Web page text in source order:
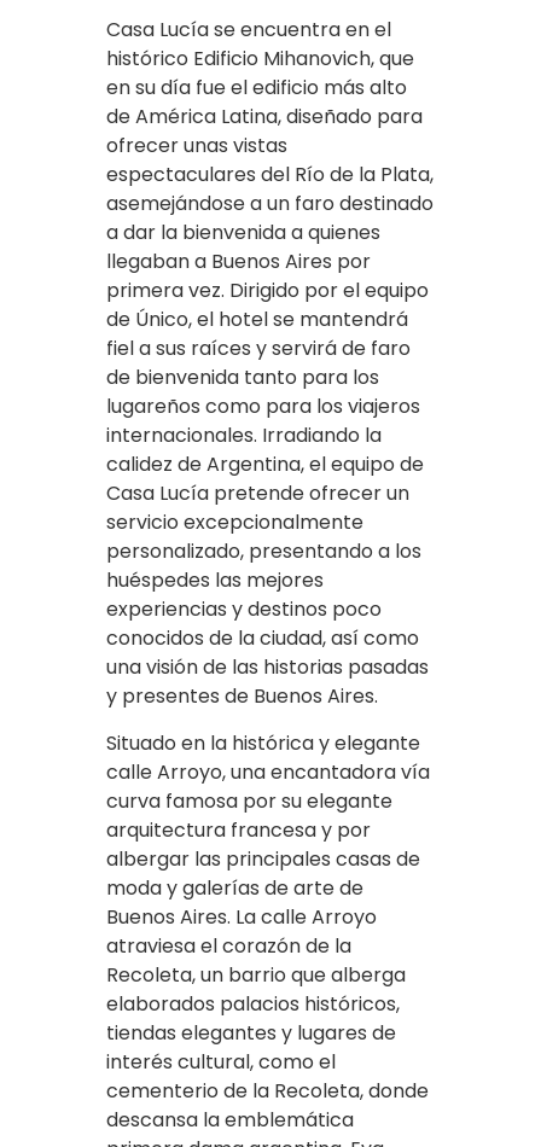
Casa Lucía se encuentra en el
histórico Edificio Mihanovich, que
en su día fue el edificio más alto
de América Latina, diseñado para
ofrecer unas vistas
espectaculares del Río de la Plata,
asemejándose a un faro destinado
a dar la bienvenida a quienes
llegaban a Buenos Aires por
primera vez. Dirigido por el equipo
de Único, el hotel se mantendrá
fiel a sus raíces y servirá de faro
de bienvenida tanto para los
lugareños como para los viajeros
internacionales. Irradiando la
calidez de Argentina, el equipo de
Casa Lucía pretende ofrecer un
servicio excepcionalmente
personalizado, presentando a los
huéspedes las mejores
experiencias y destinos poco
conocidos de la ciudad, así como
una visión de las historias pasadas
y presentes de Buenos Aires.
Situado en la histórica y elegante
calle Arroyo, una encantadora vía
curva famosa por su elegante
arquitectura francesa y por
albergar las principales casas de
moda y galerías de arte de
Buenos Aires. La calle Arroyo
atraviesa el corazón de la
Recoleta, un barrio que alberga
elaborados palacios históricos,
tiendas elegantes y lugares de
interés cultural, como el
cementerio de la Recoleta, donde
descansa la emblemática